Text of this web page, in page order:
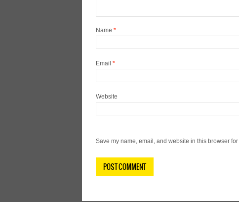
Name *
Email *
Website
Save my name, email, and website in this browser for